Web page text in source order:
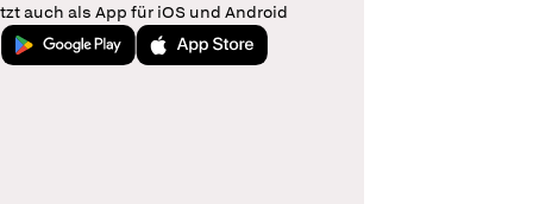
auch als App für iOS und Android
Jetzt bei Google PlayLaden im App Store